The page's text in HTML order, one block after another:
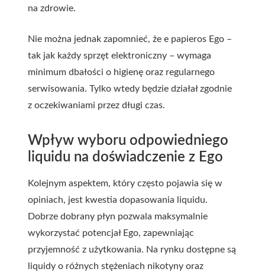
na zdrowie.
Nie można jednak zapomnieć, że e papieros Ego –
tak jak każdy sprzęt elektroniczny – wymaga
minimum dbałości o higienę oraz regularnego
serwisowania. Tylko wtedy będzie działał zgodnie
z oczekiwaniami przez długi czas.
Wpływ wyboru odpowiedniego
liquidu na doświadczenie z Ego
Kolejnym aspektem, który często pojawia się w
opiniach, jest kwestia dopasowania liquidu.
Dobrze dobrany płyn pozwala maksymalnie
wykorzystać potencjał Ego, zapewniając
przyjemność z użytkowania. Na rynku dostępne są
liquidy o różnych stężeniach nikotyny oraz